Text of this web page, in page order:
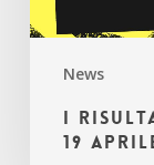
News
I
19